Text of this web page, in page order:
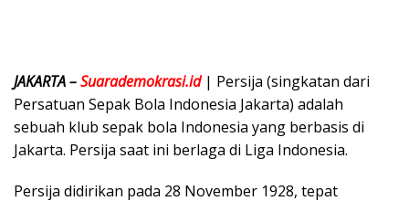
JAKARTA –Suarademokrasi.id| Persija (singkatan dari
Persatuan Sepak Bola Indonesia Jakarta) adalah
sebuah klub sepak bola Indonesia yang berbasis di
Jakarta. Persija saat ini berlaga di Liga Indonesia.
Persija didirikan pada 28 November 1928, tepat